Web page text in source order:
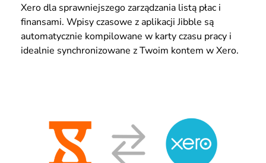
Xero dla sprawniejszego zarządzania listą płac i
finansami. Wpisy czasowe z aplikacji Jibble są
automatycznie kompilowane w karty czasu pracy i
idealnie synchronizowane z Twoim kontem w Xero.